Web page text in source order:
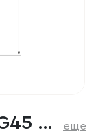
Светодиодная лампа G45 7W 4200K E27 еще